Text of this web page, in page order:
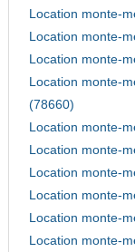
Location monte-
Location monte-
Location monte-
Location monte-
(78660)
Location monte-
Location monte-
Location monte-
Location monte-
Location monte-
Location monte-